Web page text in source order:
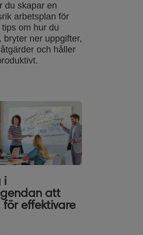
du skapar en
arbetsplan för
om hur du
bryter ner uppgifter,
och håller
i
att
för effektivare